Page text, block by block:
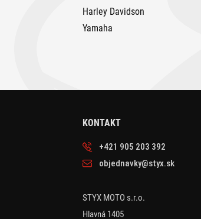
Harley Davidson
Yamaha
KONTAKT
+421 905 203 392
objednavky@styx.sk
STYX MOTO s.r.o.
Hlavná 1405